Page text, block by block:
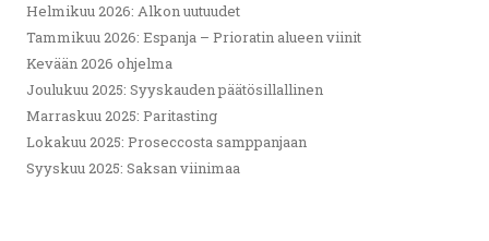
Helmikuu 2026: Alkon uutuudet
Tammikuu 2026: Espanja – Prioratin alueen viinit
Kevään 2026 ohjelma
Joulukuu 2025: Syyskauden päätösillallinen
Marraskuu 2025: Paritasting
Lokakuu 2025: Proseccosta samppanjaan
Syyskuu 2025: Saksan viinimaa